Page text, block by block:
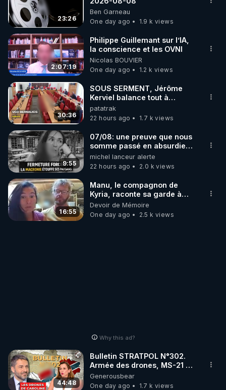
23:26
Ben Garneau
One day ago
1.9 k views
2:07:19
Philippe Guillemant sur l’IA,
la conscience et les OVNI
Nicolas BOUVIER
One day ago
1.2 k views
30:36
SOUS SERMENT, Jérôme
Kerviel balance tout à
l'Assemblée !
patatrak
22 hours ago
1.7 k views
9:55
07/08: une preuve que nous
somme passé en absurdie
une dictature qui veut faire
taire ses opposant !
michel lanceur alerte
22 hours ago
2.0 k views
16:55
Manu, le compagnon de
Kyria, raconte sa garde à
vue musclée. PARTAGEZ!
Devoir de Mémoire
One day ago
2.5 k views
Why this ad?
44:48
Bulletin STRATPOL N°302.
Armée des drones, MS-21 en
série, missiles coréens.
07.08.2026.
Generousbear
One day ago
1.7 k views